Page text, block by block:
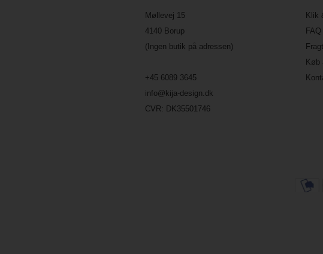
Møllevej 15
4140 Borup
(Ingen butik på adressen)
+45 6089 3645
info@kija-design.dk
CVR: DK35501746
Klik
Køb